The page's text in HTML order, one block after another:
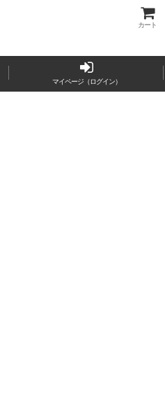
カート
マイページ（ログイン）